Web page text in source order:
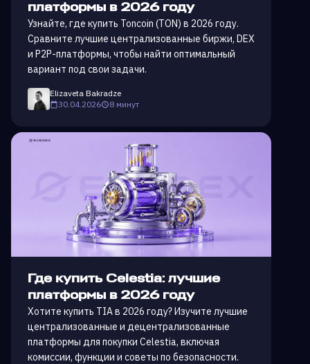
платформы в 2026 году
Узнайте, где купить Toncoin (TON) в 2026 году.
Сравните лучшие централизованные биржи, DEX
и P2P-платформы, чтобы найти оптимальный
вариант под свои задачи.
Elizaveta Bakradze
30.04.2026
8 минут
Где купить Celestia: лучшие
платформы в 2026 году
Хотите купить TIA в 2026 году? Изучите лучшие
централизованные и децентрализованные
платформы для покупки Celestia, включая
комиссии, функции и советы по безопасности.